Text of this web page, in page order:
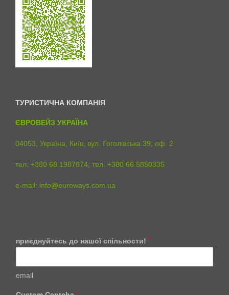
ТУРИСТИЧНА КОМПАНІЯ
ЄВРОВЕЙЗ УКРАЇНА
04053, Україна, Київ, вул. Гоголівська 39, оф. 2
тел. +380 68 1987874, тел. +380 66 5850335
e-mail: info@euroways.com.ua
приєднуйтесь до нашої спільности! *
email